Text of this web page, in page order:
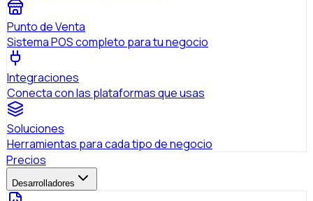
Punto de Venta
Sistema POS completo para tu negocio
Integraciones
Conecta con las plataformas que usas
Soluciones
Herramientas para cada tipo de negocio
Precios
Desarrolladores